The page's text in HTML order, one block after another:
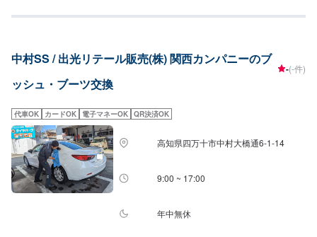
中村SS / 出光リテール販売(株) 関西カンパニーのブ
ッシュ・ブーツ交換
-(-件)
代車OK カードOK 電子マネーOK QR決済OK
高知県四万十市中村大橋通6-1-14
9:00 ~ 17:00
年中無休